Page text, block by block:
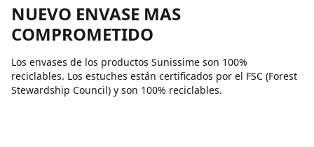
NUEVO ENVASE MAS
COMPROMETIDO
Los envases de los productos Sunissime son 100%
reciclables. Los estuches están certificados por el FSC (Forest
Stewardship Council) y son 100% reciclables.